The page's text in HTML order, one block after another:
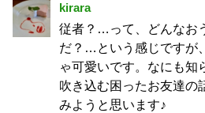
kirara
従者？…って、どんなお
だ？…という感じですが
ゃ可愛いです。なにも知
吹き込む困ったお友達
みようと思います♪